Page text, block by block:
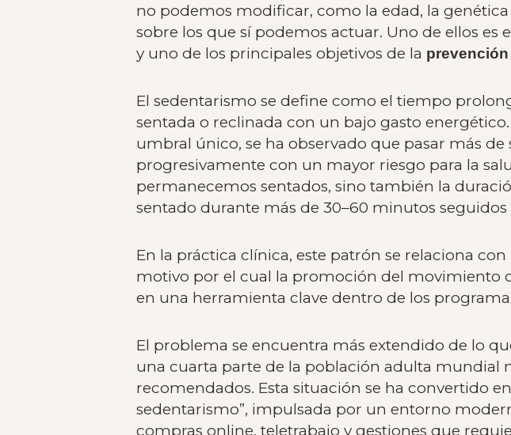
no podemos modificar, como la edad, la
sobre los que sí podemos actuar. Uno de ellos
y uno de los principales objetivos de la
El sedentarismo se define como el tiempo
sentada o reclinada con un bajo gasto
umbral único, se ha observado que pasar más de
progresivamente con un mayor riesgo para la
permanecemos sentados, sino también la
sentado durante más de 30–60 minutos
En la práctica clínica, este patrón se relaciona
motivo por el cual la promoción del movimiento
en una herramienta clave dentro de los
El problema se encuentra más extendido de lo
una cuarta parte de la población adulta mundial
recomendados. Esta situación se ha convertido
sedentarismo”, impulsada por un entorno
compras online, teletrabajo y gestiones que